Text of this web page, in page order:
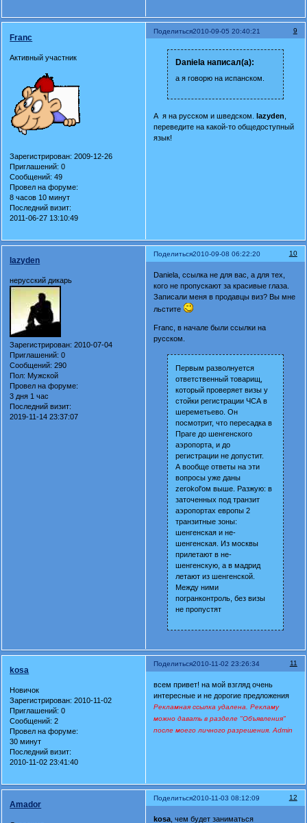
Поделиться 9
2010-09-05 20:40:21
Franc
Активный участник
Зарегистрирован: 2009-12-26
Приглашений: 0
Сообщений: 49
Провел на форуме:
8 часов 10 минут
Последний визит:
2011-06-27 13:10:49
Daniela написал(а):
а я говорю на испанском.
А я на русском и шведском.lazyden
переведите на какой-то общедоступный
язык!
Поделиться 10
2010-09-08 06:22:20
lazyden
нерусский дикарь
Зарегистрирован: 2010-07-04
Приглашений: 0
Сообщений: 290
Пол: Мужской
Провел на форуме:
3 дня 1 час
Последний визит:
2019-11-14 23:37:07
Daniela, ссылка не для вас, а для тех,
кого не пропускают за красивые глаза.
Записали меня в продавцы виз? Вы мне
льстите
Franc, в начале были ссылки на
русском.
Первым разволнуется
ответственный товарищ,
который проверяет визы у
стойки регистрации ЧСА в
шереметьево. Он
посмотрит, что пересадка в
Праге до шенгенского
аэропорта, и до
регистрации не допустит.
А вообще ответы на эти
вопросы уже даны
zerokol'ом выше. Разжую: в
заточенных под транзит
аэропортах европы 2
транзитные зоны:
шенгенская и не-
шенгенская. Из москвы
прилетают в не-
шенгенскую, а в мадрид
летают из шенгенской.
Между ними
погранконтроль, без визы
не пропустят
Поделиться 11
2010-11-02 23:26:34
kosa
Новичок
Зарегистрирован: 2010-11-02
Приглашений: 0
Сообщений: 2
Провел на форуме:
30 минут
Последний визит:
2010-11-02 23:41:40
всем привет! на мой взгляд очень
интересные и не дорогие предложения
Рекламная ссылка удалена. Рекламу
можно давать в разделе "Объявления"
после моего личного разрешения. Admin
Поделиться 12
2010-11-03 08:12:09
Amador
kosa , чем будет заниматься